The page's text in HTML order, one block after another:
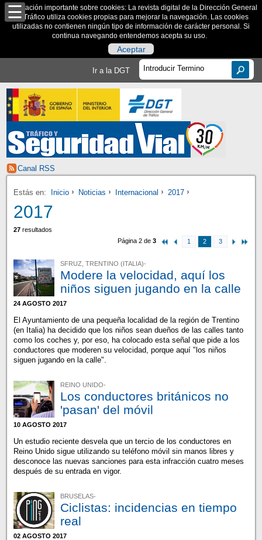
Información importante sobre cookies: La revista digital de la Dirección General
de Tráfico utiliza cookies propias para mejorar la navegación. Las cookies
utilizadas no contienen ningún tipo de información de carácter personal. Si
continua navegando entendemos acepta su uso.
Aceptar
Ir a la DGT
Canal RSS
Estás en: Inicio Noticias Internacional 2017
2017
27resultados
Página 2 de3 1 2 3
SFRUZ, TRENTINO (ITALIA)-
Modere la velocidad, aquí los
niños siguen jugando en la calle
24 AGOSTO 2017
El Ayuntamiento de una pequeña localidad de la región de Trentino
(en Italia) ha decidido que los niños sean dueños de las calles tanto
como los coches y, por eso, ha colocado esta señal que pide a los
conductores que moderen su velocidad, porque aquí "los niños
siguen jugando en la calle".
REINO UNIDO-
Los conductores británicos no
'pasan' del móvil
10 AGOSTO 2017
Un estudio reciente desvela que un tercio de los conductores en
Reino Unido sigue utilizando su teléfono móvil sin manos libres y
desconoce las nuevas sanciones para esta infracción cuatro meses
después de su entrada en vigor.
BRUSELAS-
Ciclistas: incidencias en tiempo
real
02 AGOSTO 2017